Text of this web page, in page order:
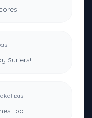
Surfers!
too.